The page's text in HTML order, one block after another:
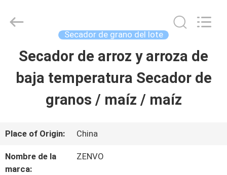
HOGAR
PRODUCTOS
SOBRE
NOSOTROS
ZENVO
Reserved.
Secador de grano del lote
Secador de arroz y arroza de
baja temperatura Secador de
granos / maíz / maíz
Place of Origin: China
Nombre de la
marca:
ZENVO